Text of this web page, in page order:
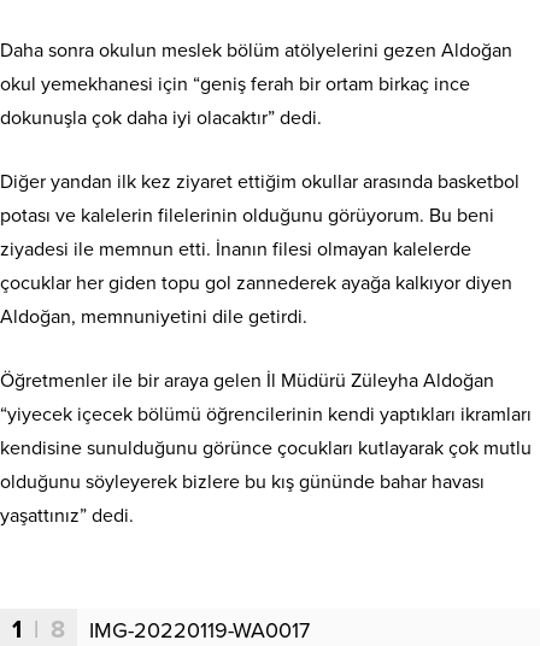
Daha sonra okulun meslek bölüm atölyelerini gezen Aldoğan
okul yemekhanesi için “geniş ferah bir ortam birkaç ince
dokunuşla çok daha iyi olacaktır” dedi.
Diğer yandan ilk kez ziyaret ettiğim okullar arasında basketbol
potası ve kalelerin filelerinin olduğunu görüyorum. Bu beni
ziyadesi ile memnun etti. İnanın filesi olmayan kalelerde
çocuklar her giden topu gol zannederek ayağa kalkıyor diyen
Aldoğan, memnuniyetini dile getirdi.
Öğretmenler ile bir araya gelen İl Müdürü Züleyha Aldoğan
“yiyecek içecek bölümü öğrencilerinin kendi yaptıkları ikramları
kendisine sunulduğunu görünce çocukları kutlayarak çok mutlu
olduğunu söyleyerek bizlere bu kış gününde bahar havası
yaşattınız” dedi.
1 | 8 IMG-20220119-WA0017